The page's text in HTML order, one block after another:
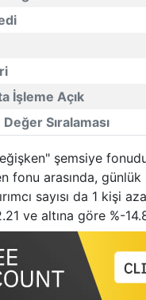
İşleme Açık
Sıralaması
şemsiye
arasında,
sayısı da 1 kişi
ve altına göre %-